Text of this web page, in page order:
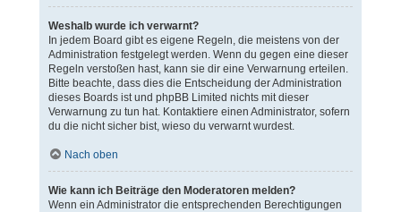
Weshalb wurde ich verwarnt?
In jedem Board gibt es eigene Regeln, die meistens von der
Administration festgelegt werden. Wenn du gegen eine dieser
Regeln verstoßen hast, kann sie dir eine Verwarnung erteilen.
Bitte beachte, dass dies die Entscheidung der Administration
dieses Boards ist und phpBB Limited nichts mit dieser
Verwarnung zu tun hat. Kontaktiere einen Administrator, sofern
du die nicht sicher bist, wieso du verwarnt wurdest.
Nach oben
Wie kann ich Beiträge den Moderatoren melden?
Wenn ein Administrator die entsprechenden Berechtigungen